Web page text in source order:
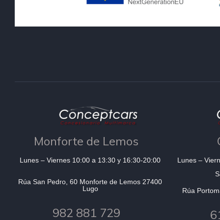
Monforte de Lemos
Lunes – Viernes 10:00 a 13:30 y 16:30-20:00
Rúa San Pedro, 60 Monforte de Lemos 27400
Lugo
982 881 729
Lunes –
Rúa